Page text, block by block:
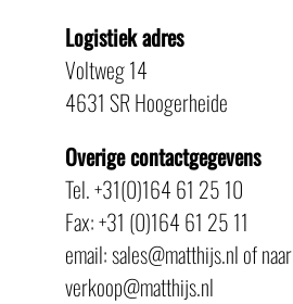
Logistiek adres
Voltweg 14
4631 SR Hoogerheide
Overige contactgegevens
Tel. +31(0)164 61 25 10
Fax: +31 (0)164 61 25 11
email: sales@matthijs.nl of naar
verkoop@matthijs.nl